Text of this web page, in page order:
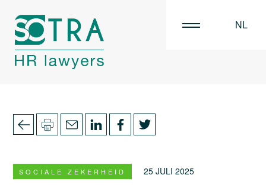
NL
SOCIALE ZEKERHEID 25 JULI 2025